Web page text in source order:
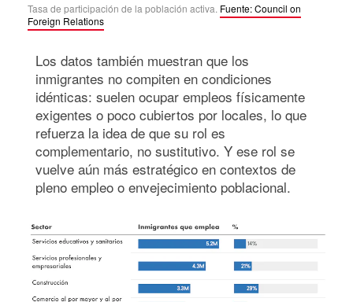
Tasa de participación de la población activa. Fuente: Council on
Foreign Relations
Los datos también muestran que los
inmigrantes no compiten en condiciones
idénticas: suelen ocupar empleos físicamente
exigentes o poco cubiertos por locales, lo que
refuerza la idea de que su rol es
complementario, no sustitutivo. Y ese rol se
vuelve aún más estratégico en contextos de
pleno empleo o envejecimiento poblacional.